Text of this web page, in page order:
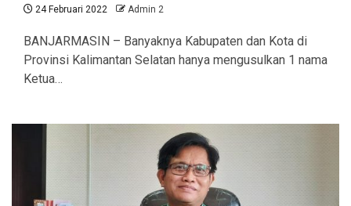
24 Februari 2022 Admin 2
BANJARMASIN – Banyaknya Kabupaten dan Kota di
Provinsi Kalimantan Selatan hanya mengusulkan 1 nama
Ketua…